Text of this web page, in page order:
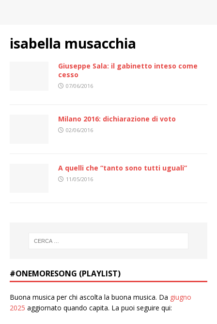
isabella musacchia
Giuseppe Sala: il gabinetto inteso come
cesso
07/06/2016
Milano 2016: dichiarazione di voto
02/06/2016
A quelli che “tanto sono tutti uguali”
11/05/2016
#ONEMORESONG (PLAYLIST)
Buona musica per chi ascolta la buona musica. Da giugno
2025 aggiornato quando capita. La puoi seguire qui: